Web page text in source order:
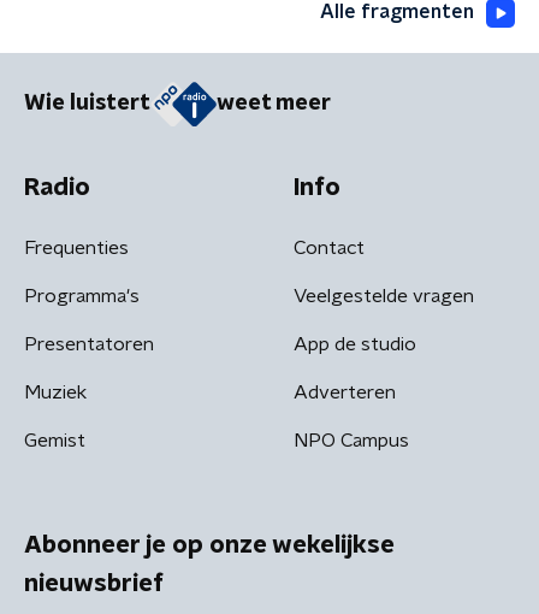
Alle fragmenten
Wie luistert weet meer
Radio
Frequenties
Programma's
Presentatoren
Muziek
Gemist
Info
Contact
Veelgestelde vragen
App de studio
Adverteren
NPO Campus
Abonneer je op onze wekelijkse
nieuwsbrief